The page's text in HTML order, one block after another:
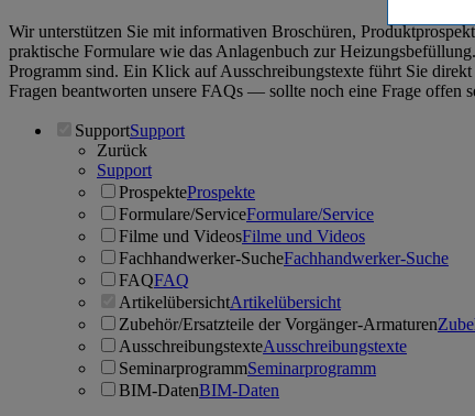
Wir unterstützen Sie mit informativen Broschüren,
praktische Formulare wie das Anlagenbuch zur
Programm sind. Ein Klick auf Ausschreibungstexte führt Sie
Fragen beantworten unsere FAQs ― sollte noch eine Frage offen
SupportSupport
Zurück
Support
ProspekteProspekte
Formulare/ServiceFormulare/Service
Filme und VideosFilme und Videos
Fachhandwerker-SucheFachhandwerker-Suche
FAQFAQ
ArtikelübersichtArtikelübersicht
Zubehör/Ersatzteile der Vorgänger-Armaturen
AusschreibungstexteAusschreibungstexte
SeminarprogrammSeminarprogramm
BIM-DatenBIM-Daten